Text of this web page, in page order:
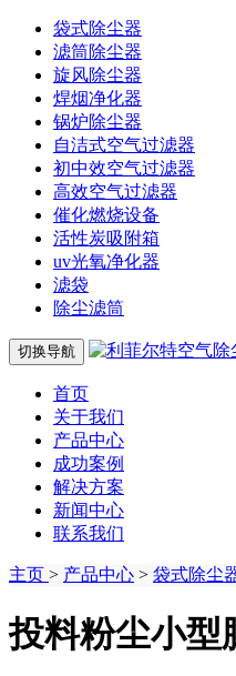
袋式除尘器
滤筒除尘器
旋风除尘器
焊烟净化器
锅炉除尘器
自洁式空气过滤器
初中效空气过滤器
高效空气过滤器
催化燃烧设备
活性炭吸附箱
uv光氧净化器
滤袋
除尘滤筒
切换导航
首页
关于我们
产品中心
成功案例
解决方案
新闻中心
联系我们
主页 > 产品中心 > 袋式除尘
投料粉尘小型